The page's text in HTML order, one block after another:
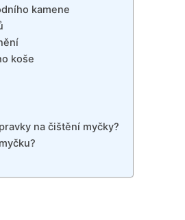
kamene
koše
na čištění myčky?